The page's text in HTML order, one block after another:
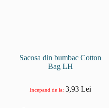
Sacosa din bumbac Cotton
Bag LH
Incepand de la:3,93Lei